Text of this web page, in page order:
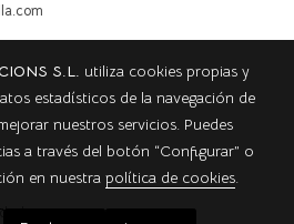
S.L. utiliza cookies propias y
estadísticos de la navegación de
nuestros servicios. Puedes
a través del botón “Configurar” o
en nuestra política de cookies.